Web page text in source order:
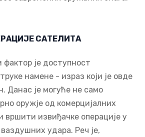
САТЕЛИТА
је доступност
намене - израз који је овде
Данас је могуће не само
оружје од комерцијалних
вршити извиђачке операције у
удара. Реч је,